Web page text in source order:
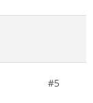
#5